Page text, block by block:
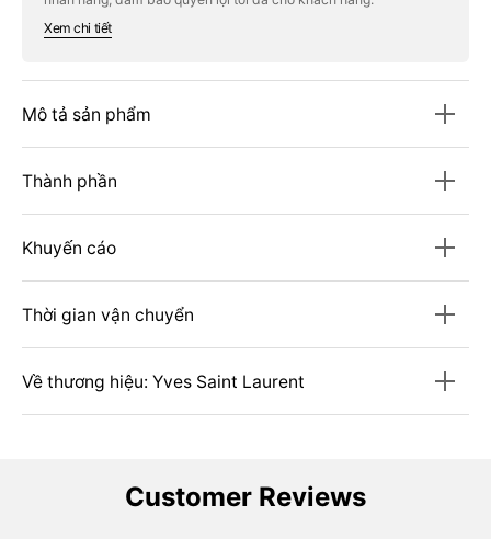
Xem chi tiết
Mô tả sản phẩm
Thành phần
Khuyến cáo
Thời gian vận chuyển
Về thương hiệu: Yves Saint Laurent
Customer Reviews